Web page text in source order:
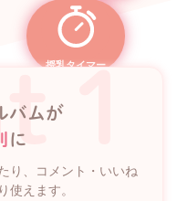
授乳タイマー
1
バムが
に
り、コメント・いいね
使えます。